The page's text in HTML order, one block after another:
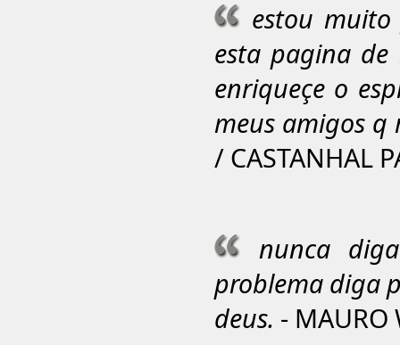
estou
esta pagina
enriqueçe o
meus amigos q
/ CASTANHAL
nunca
problema diga
deus. - MAURO